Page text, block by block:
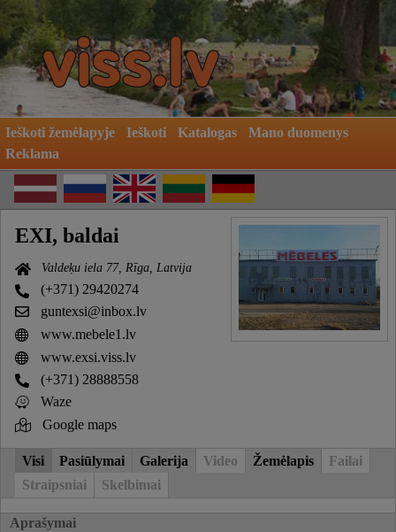
Ieškoti žemėlapyje Ieškoti Katalogas
Mano duomenys
Reklama
EXI, baldai
Valdeķu iela 77, Rīga, Latvija
(+371) 29420274
guntexsi@inbox.lv
www.mebele1.lv
www.exsi.viss.lv
(+371) 28888558
Waze
Google maps
Visi Pasiūlymai Galerija Video Žemėlapis
Failai
Straipsniai
Skelbimai
Aprašymai